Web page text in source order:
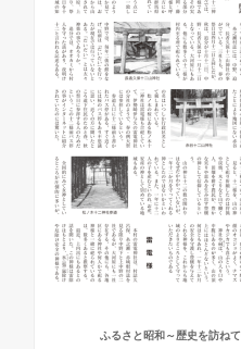
ふるさと昭和～歴史を訪ねて